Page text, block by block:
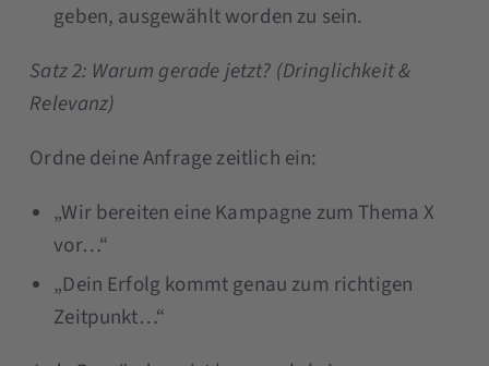
geben, ausgewählt worden zu sein.
Satz 2: Warum gerade jetzt? (Dringlichkeit &
Relevanz)
Ordne deine Anfrage zeitlich ein:
„Wir bereiten eine Kampagne zum Thema X
vor…“
„Dein Erfolg kommt genau zum richtigen
Zeitpunkt…“